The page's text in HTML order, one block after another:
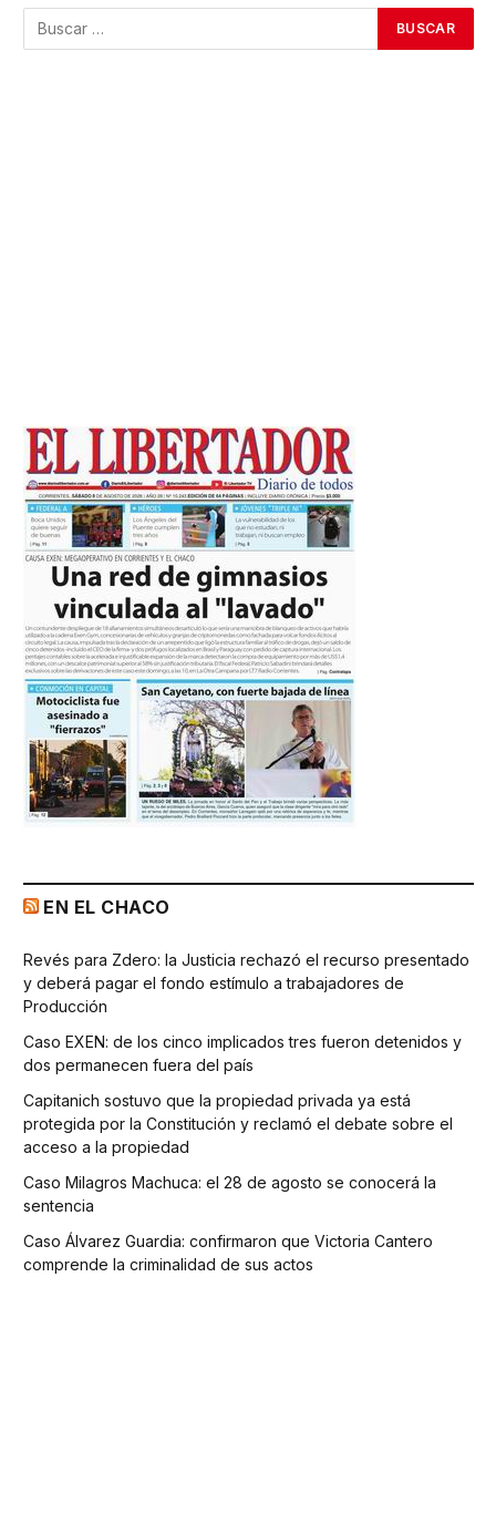
EN EL CHACO
Revés para Zdero: la Justicia rechazó el recurso presentado
y deberá pagar el fondo estímulo a trabajadores de
Producción
Caso EXEN: de los cinco implicados tres fueron detenidos y
dos permanecen fuera del país
Capitanich sostuvo que la propiedad privada ya está
protegida por la Constitución y reclamó el debate sobre el
acceso a la propiedad
Caso Milagros Machuca: el 28 de agosto se conocerá la
sentencia
Caso Álvarez Guardia: confirmaron que Victoria Cantero
comprende la criminalidad de sus actos